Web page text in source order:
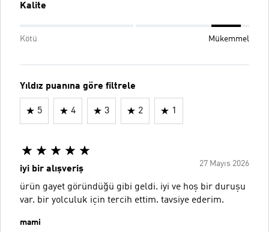
Kalite
Kötü Mükemmel
Yıldız puanına göre filtrele
5 4 3 2 1
27 Mayıs 2026
iyi bir alışveriş
ürün gayet göründüğü gibi geldi. iyi ve hoş bir duruşu
var. bir yolculuk için tercih ettim. tavsiye ederim.
mami